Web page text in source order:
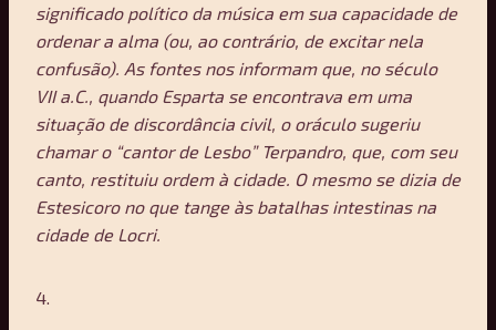
significado político da música em sua capacidade de
ordenar a alma (ou, ao contrário, de excitar nela
confusão). As fontes nos informam que, no século
VII a.C., quando Esparta se encontrava em uma
situação de discordância civil, o oráculo sugeriu
chamar o “cantor de Lesbo” Terpandro, que, com seu
canto, restituiu ordem à cidade. O mesmo se dizia de
Estesicoro no que tange às batalhas intestinas na
cidade de Locri.
4.